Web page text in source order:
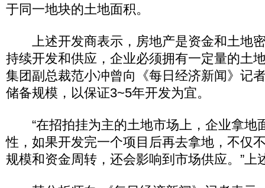
于同一地块的土地面积。
上述开发商表示，房地产是资金和土地
持续开发和供应，企业必须拥有一定量的土
集团副总裁范小冲曾向《每日经济新闻》记
储备规模，以保证3~5年开发为宜。
“在招拍挂为主的土地市场上，企业拿地
性，如果开发完一个项目后再去拿地，不仅
规模和资金周转，还会影响到市场供应。”上